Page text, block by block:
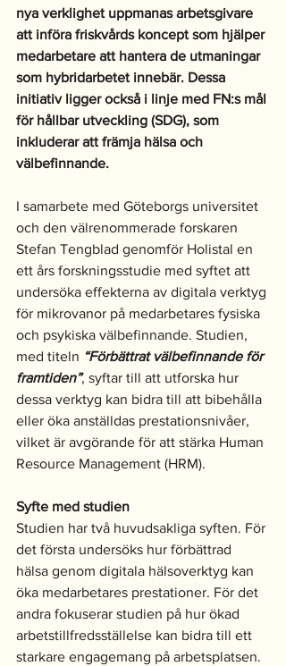
nya verklighet uppmanas arbetsgivare
att införa friskvårds koncept som hjälper
medarbetare att hantera de utmaningar
som hybridarbetet innebär. Dessa
initiativ ligger också i linje med FN:s mål
för hållbar utveckling (SDG), som
inkluderar att främja hälsa och
välbefinnande.
I samarbete med Göteborgs universitet
och den välrenommerade forskaren
Stefan Tengblad genomför Holistal en
ett års forskningsstudie med syftet att
undersöka effekterna av digitala verktyg
för mikrovanor på medarbetares fysiska
och psykiska välbefinnande. Studien,
med titeln “Förbättrat välbefinnande för
framtiden”, syftar till att utforska hur
dessa verktyg kan bidra till att bibehålla
eller öka anställdas prestationsnivåer,
vilket är avgörande för att stärka Human
Resource Management (HRM).
Syfte med studien
Studien har två huvudsakliga syften. För
det första undersöks hur förbättrad
hälsa genom digitala hälsoverktyg kan
öka medarbetares prestationer. För det
andra fokuserar studien på hur ökad
arbetstillfredsställelse kan bidra till ett
starkare engagemang på arbetsplatsen.